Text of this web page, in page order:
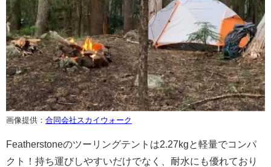
画像提供： 合同会社スカイウォーク
Featherstoneのツーリングテントは2.27kgと軽量でコンパ
クト！持ち運びしやすいだけでなく、耐水にも優れており